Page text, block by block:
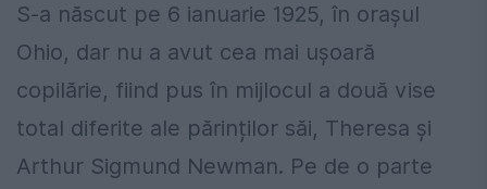
S-a născut pe 6 ianuarie 1925, în orașul
Ohio, dar nu a avut cea mai ușoară
copilărie, fiind pus în mijlocul a două vise
total diferite ale părinților săi, Theresa și
Arthur Sigmund Newman. Pe de o parte